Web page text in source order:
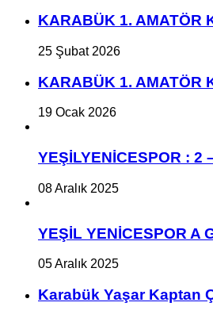
KARABÜK 1. AMATÖR
25 Şubat 2026
KARABÜK 1. AMATÖR
19 Ocak 2026
YEŞİLYENİCESPOR : 2
08 Aralık 2025
YEŞİL YENİCESPOR A
05 Aralık 2025
Karabük Yaşar Kaptan